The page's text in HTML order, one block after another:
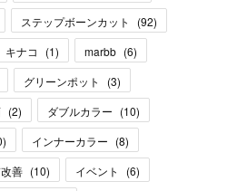
ステップボーンカット (92)
キナコ (1) marbb (6)
グリーンポット (3)
(2) ダブルカラー (10)
) インナーカラー (8)
善 (10) イベント (6)